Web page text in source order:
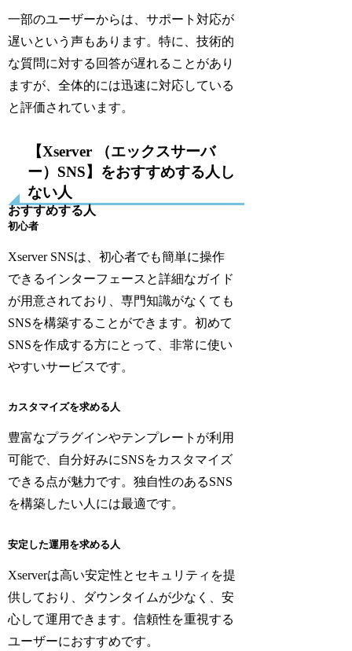
一部のユーザーからは、サポート対応が
遅いという声もあります。特に、技術的
な質問に対する回答が遅れることがあり
ますが、全体的には迅速に対応している
と評価されています。
【Xserver （エックスサーバ
ー）SNS】をおすすめする人し
ない人
おすすめする人
初心者
Xserver SNSは、初心者でも簡単に操作
できるインターフェースと詳細なガイド
が用意されており、専門知識がなくても
SNSを構築することができます。初めて
SNSを作成する方にとって、非常に使い
やすいサービスです。
カスタマイズを求める人
豊富なプラグインやテンプレートが利用
可能で、自分好みにSNSをカスタマイズ
できる点が魅力です。独自性のあるSNS
を構築したい人には最適です。
安定した運用を求める人
Xserverは高い安定性とセキュリティを提
供しており、ダウンタイムが少なく、安
心して運用できます。信頼性を重視する
ユーザーにおすすめです。